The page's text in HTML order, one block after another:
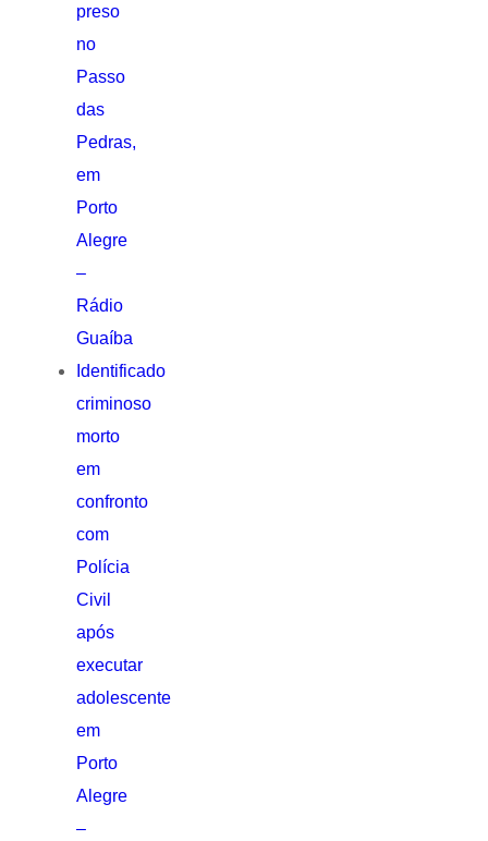
preso
no
Passo
das
Pedras,
em
Porto
Alegre
–
Rádio
Guaíba
Identificado
criminoso
morto
em
confronto
com
Polícia
Civil
após
executar
adolescente
em
Porto
Alegre
–